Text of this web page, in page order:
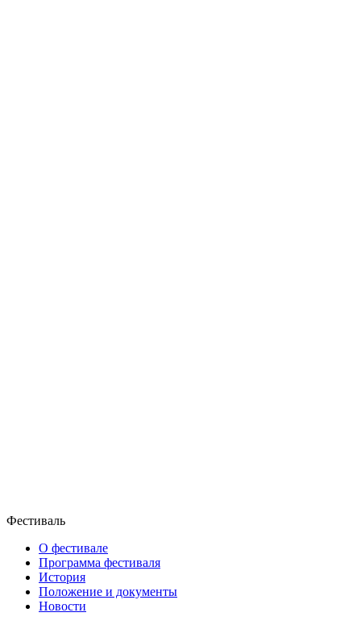
Фестиваль
О фестивале
Программа фестиваля
История
Положение и документы
Новости